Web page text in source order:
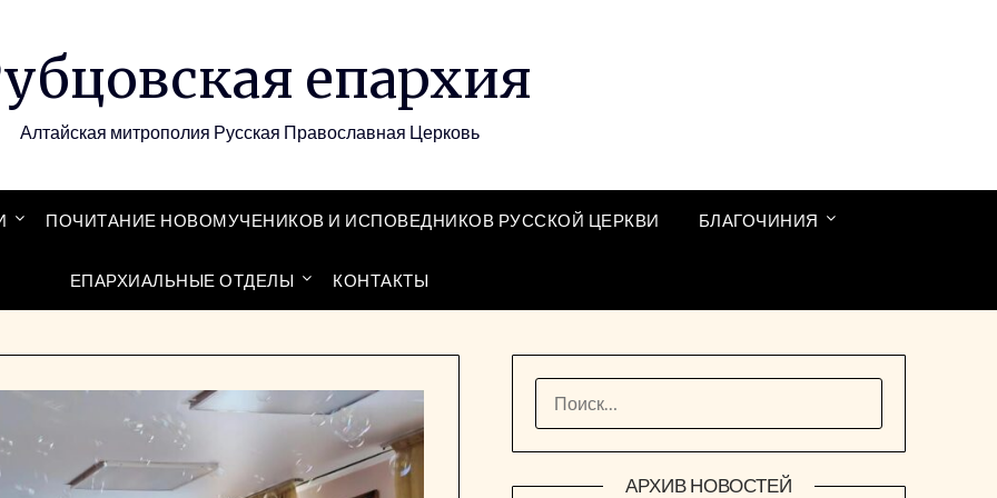
епархия
Алтайская митрополия Русская Православная Церковь
ПОЧИТАНИЕ НОВОМУЧЕНИКОВ И ИСПОВЕДНИКОВ РУССКОЙ ЦЕРКВИ БЛАГОЧИНИЯ
ЕПАРХИАЛЬНЫЕ ОТДЕЛЫ КОНТАКТЫ
АРХИВ НОВОСТЕЙ